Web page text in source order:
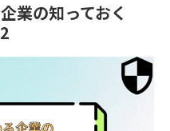
業の知っておく